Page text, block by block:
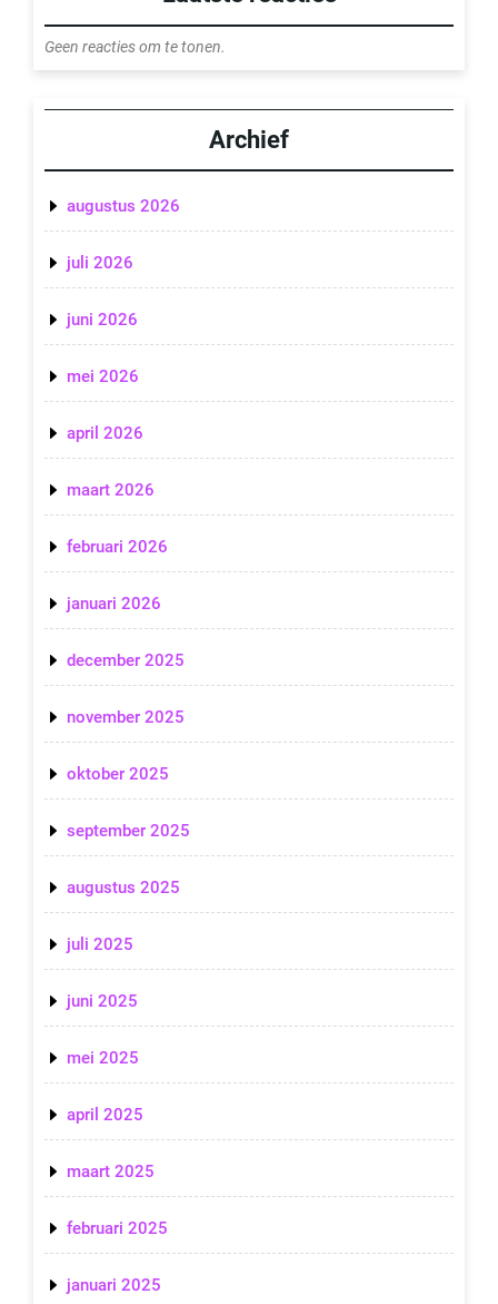
Geen reacties om te tonen.
Archief
augustus 2026
juli 2026
juni 2026
mei 2026
april 2026
maart 2026
februari 2026
januari 2026
december 2025
november 2025
oktober 2025
september 2025
augustus 2025
juli 2025
juni 2025
mei 2025
april 2025
maart 2025
februari 2025
januari 2025